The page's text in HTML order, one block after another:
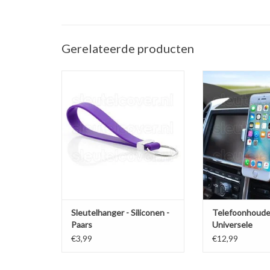
Gerelateerde producten
TOEVOEGEN AAN WINKELWAGEN
Sleutelhanger - Siliconen -
Paars
€3,99
Telefoonhouder
(Universele
in de
TOEVOEGEN AAN
Universele
ventilatiehouder
€12,99